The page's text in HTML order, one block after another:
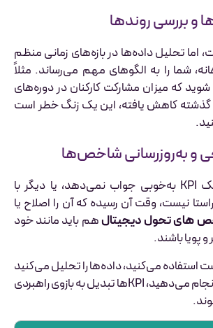
اما تحلیل داده‌ها در بازه‌های زمانی منظم
شما را به الگوهای مهم می‌رساند. مثلاً
که میزان مشارکت کارکنان در دوره‌های
گذشته کاهش یافته، این یک زنگ خطر است
اگر متوجه شدید یک KPI به‌خوبی جواب نمی‌دهد، یا دیگر با
نیست، وقت آن رسیده که آن را اصلاح یا
های تحول دیجیتالهم باید مانند خود
پویا باشند.
استفاده می‌کنید، داده‌ها را تحلیل می‌کنید
و اقدامات اصلاحی انجام می‌دهید، KPIها تبدیل به بازوی راهبردی